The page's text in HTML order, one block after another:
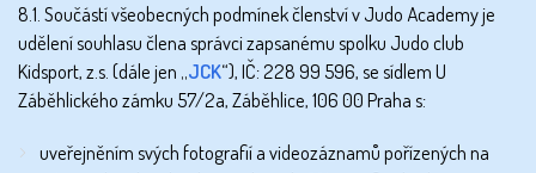
8.1. Součástí všeobecných podmínek členství v Judo Academy je
udělení souhlasu člena správci zapsanému spolku Judo club
Kidsport, z.s. (dále jen „JCK“), IČ: 228 99 596, se sídlem U
Záběhlického zámku 57/2a, Záběhlice, 106 00 Praha s:
uveřejněním svých fotografií a videozáznamů pořízených na